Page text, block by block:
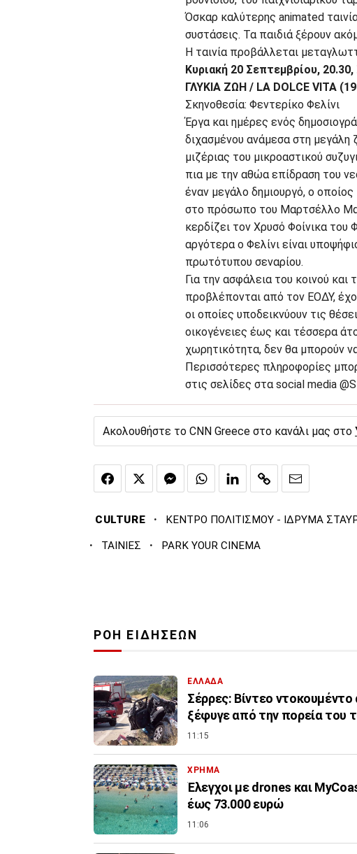
Όσκαρ καλύτερης animated
συστάσεις. Τα παιδιά ξέρουν
Η ταινία προβάλλεται
Κυριακή 20 Σεπτεμβρίου,
ΓΛΥΚΙΑ ΖΩΗ / LA DOLCE VITA
Σκηνοθεσία: Φεντερίκο Φελίνι
Έργα και ημέρες ενός
διχασμένου ανάμεσα στη
μιζέριας του μικροαστικού
πια με την αθώα επίδραση του
έναν μεγάλο δημιουργό, ο
στο πρόσωπο του Μαρτσέλλο
κερδίζει τον Χρυσό Φοίνικα
αργότερα ο Φελίνι είναι
πρωτότυπου σεναρίου.
Για την ασφάλεια του κοινού
προβλέπονται από τον ΕΟΔΥ,
οι οποίες υποδεικνύουν τις
οικογένειες έως και τέσσερα
χωρητικότητα, δεν θα μπορούν
Περισσότερες πληροφορίες
στις σελίδες στα social media
Ακολουθήστε το CNN Greece στο κανάλι μας στο
CULTURE · ΚΕΝΤΡΟ ΠΟΛΙΤΙΣΜΟΥ - ΙΔΡΥΜΑ
· ΤΑΙΝΙΕΣ · PARK YOUR CINEMA
ΡΟΗ ΕΙΔΗΣΕΩΝ
ΕΛΛΑΔΑ
Σέρρες: Βίντεο
ξέφυγε από την πορεία του
11:15
ΧΡΗΜΑ
Έλεγχοι με drones και
έως 73.000 ευρώ
11:06